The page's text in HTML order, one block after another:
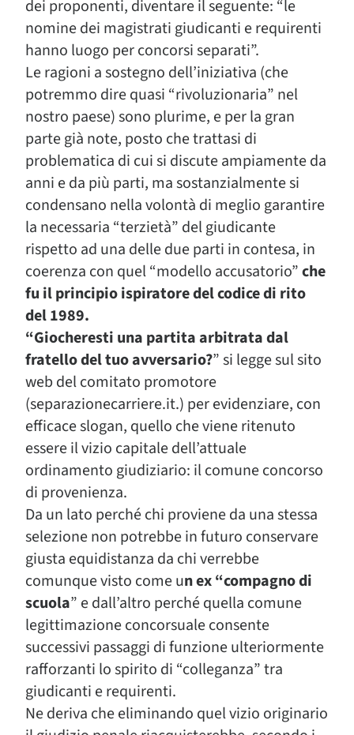
dei proponenti, diventare il seguente: “le
nomine dei magistrati giudicanti e requirenti
hanno luogo per concorsi separati”.
Le ragioni a sostegno dell’iniziativa (che
potremmo dire quasi “rivoluzionaria” nel
nostro paese) sono plurime, e per la gran
parte già note, posto che trattasi di
problematica di cui si discute ampiamente da
anni e da più parti, ma sostanzialmente si
condensano nella volontà di meglio garantire
la necessaria “terzietà” del giudicante
rispetto ad una delle due parti in contesa, in
coerenza con quel “modello accusatorio”che
fu il principio ispiratore del codice di rito
del 1989.
“Giocheresti una partita arbitrata dal
fratello del tuo avversario?” si legge sul sito
web del comitato promotore
(separazionecarriere.it.) per evidenziare, con
efficace slogan, quello che viene ritenuto
essere il vizio capitale dell’attuale
ordinamento giudiziario: il comune concorso
di provenienza.
Da un lato perché chi proviene da una stessa
selezione non potrebbe in futuro conservare
giusta equidistanza da chi verrebbe
comunque visto come un ex “compagno di
scuola” e dall’altro perché quella comune
legittimazione concorsuale consente
successivi passaggi di funzione ulteriormente
rafforzanti lo spirito di “colleganza” tra
giudicanti e requirenti.
Ne deriva che eliminando quel vizio originario